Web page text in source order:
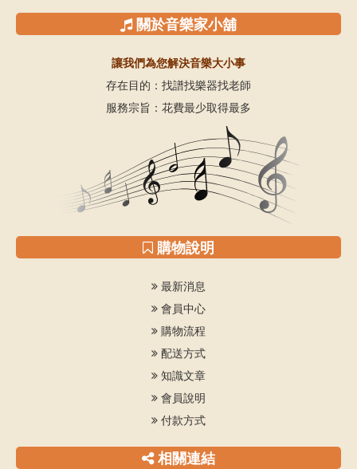
關於音樂家小舖
讓我們為您解決音樂大小事
存在目的：找譜找樂器找老師
服務宗旨：花費最少取得最多
購物說明
最新消息
會員中心
購物流程
配送方式
知識文章
會員說明
付款方式
相關連結